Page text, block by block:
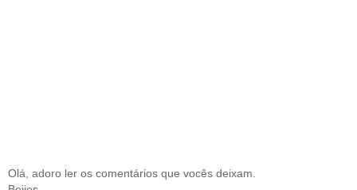
Olá, adoro ler os comentários que vocês deixam.